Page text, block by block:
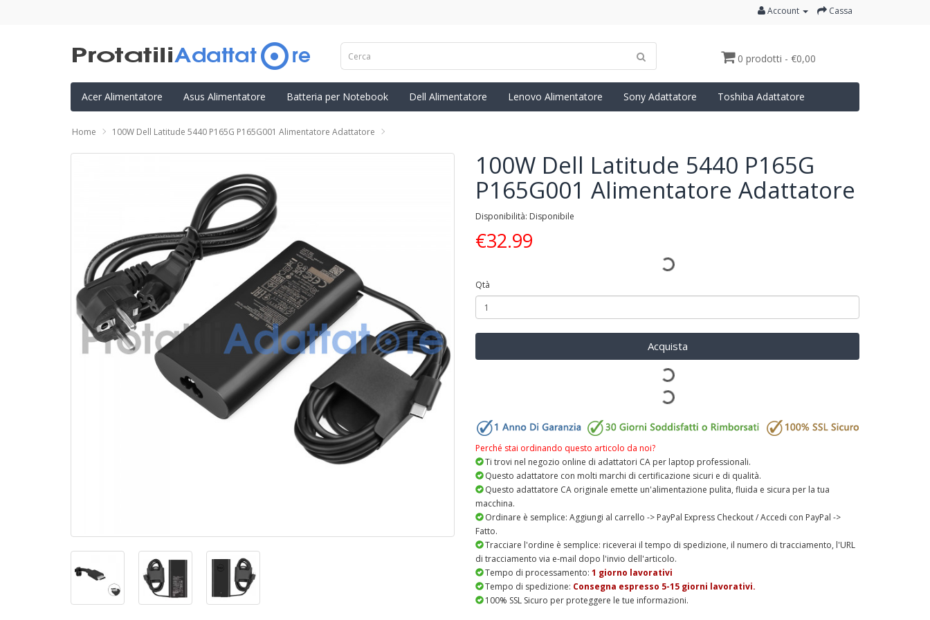
Account Cassa
0 prodotti - €0,00
Acer Alimentatore Asus Alimentatore Batteria per Notebook Dell Alimentatore Lenovo Alimentatore Sony Adattatore Toshiba Adattatore
Home 100W Dell Latitude 5440 P165G P165G001 Alimentatore Adattatore
100W Dell Latitude 5440 P165G
P165G001 Alimentatore Adattatore
Disponibilità: Disponibile
€32.99
Qtà
Acquista
Perché stai ordinando questo articolo da noi?
Ti trovi nel negozio online di adattatori CA per laptop professionali.
Questo adattatore con molti marchi di certificazione sicuri e di qualità.
Questo adattatore CA originale emette un'alimentazione pulita, fluida e sicura per la tua
macchina.
Ordinare è semplice: Aggiungi al carrello -> PayPal Express Checkout / Accedi con PayPal ->
Fatto.
Tracciare l'ordine è semplice: riceverai il tempo di spedizione, il numero di tracciamento, l'URL
di tracciamento via e-mail dopo l'invio dell'articolo.
Tempo di processamento: 1 giorno lavorativi
Tempo di spedizione: Consegna espresso 5-15 giorni lavorativi.
100% SSL Sicuro per proteggere le tue informazioni.